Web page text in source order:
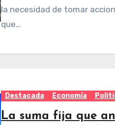
la necesidad de tomar
que…
Destacada Economía
La suma fija que